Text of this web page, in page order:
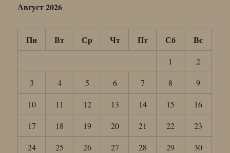
Август 2026
Пн Вт Ср Чт Пт Сб Вс
1
2
3
4 5 6 7 8
9
10
11 12 13 14 15
16
17
18 19 20 21 22
23
24
25 26 27 28 29
30